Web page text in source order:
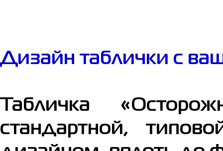
Дизайн таблички с
Табличка
стандартной,